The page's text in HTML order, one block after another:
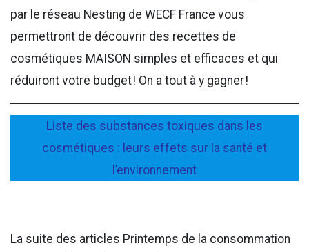
par le réseau Nesting de WECF France vous
permettront de découvrir des recettes de
cosmétiques MAISON simples et efficaces et qui
réduiront votre budget ! On a tout à y gagner !
Liste des substances toxiques dans les
cosmétiques : leurs effets sur la santé et
l’environnement
La suite des articles Printemps de la consommation